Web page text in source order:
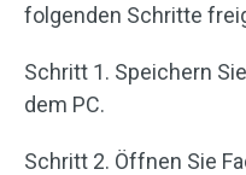
folgenden Schritte
Schritt 1. Speichern
dem PC.
Schritt 2. Öffnen Sie